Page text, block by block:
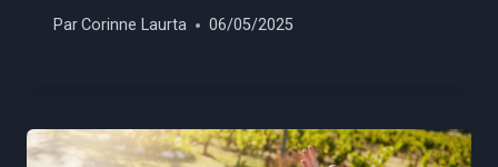
ParCorinne Laurta 06/05/2025